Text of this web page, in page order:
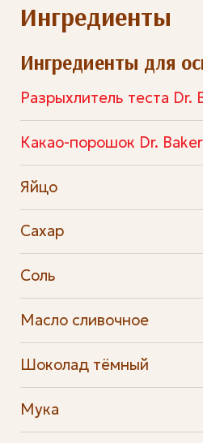
Ингредиенты
Ингредиенты для
Разрыхлитель теста Dr.
Какао-порошок Dr.
Яйцо
Сахар
Соль
Масло сливочное
Шоколад тёмный
Мука